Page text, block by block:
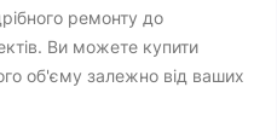
ремонту до
Ви можете купити
об'єму залежно від ваших